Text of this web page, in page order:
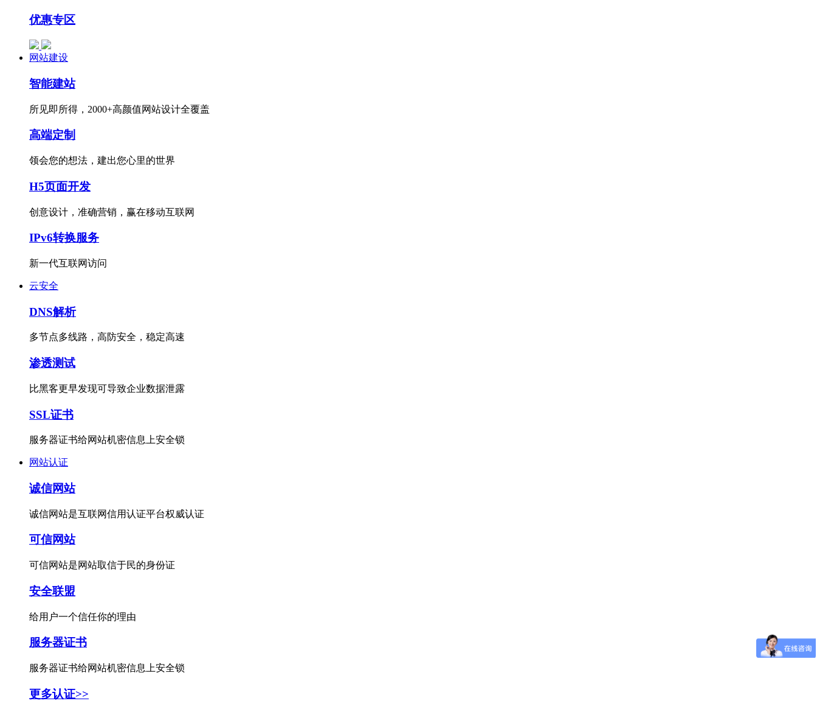
优惠专区
网站建设
智能建站
所见即所得，2000+高颜值网站设计全覆盖
高端定制
领会您的想法，建出您心里的世界
H5页面开发
创意设计，准确营销，赢在移动互联网
IPv6转换服务
新一代互联网访问
云安全
DNS解析
多节点多线路，高防安全，稳定高速
渗透测试
比黑客更早发现可导致企业数据泄露
SSL证书
服务器证书给网站机密信息上安全锁
网站认证
诚信网站
诚信网站是互联网信用认证平台权威认证
可信网站
可信网站是网站取信于民的身份证
安全联盟
给用户一个信任你的理由
服务器证书
服务器证书给网站机密信息上安全锁
更多认证>>